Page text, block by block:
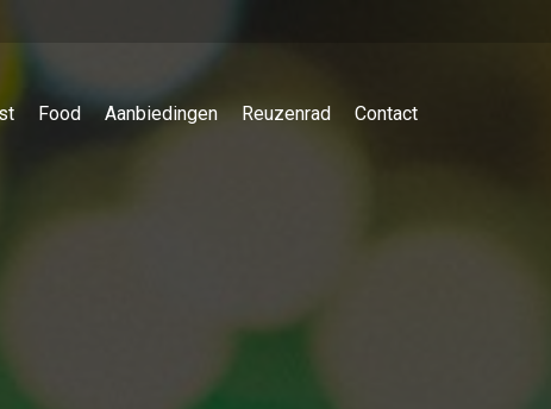
Food Aanbiedingen Reuzenrad Contact